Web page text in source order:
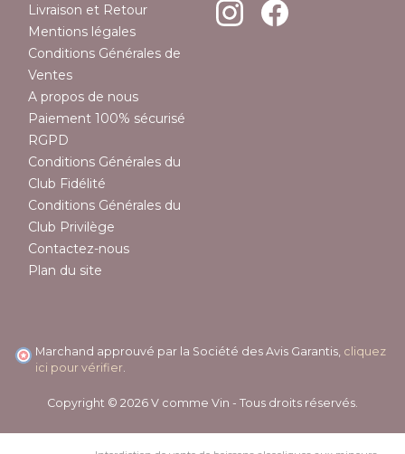
Livraison et Retour
Mentions légales
Conditions Générales de
Ventes
A propos de nous
Paiement 100% sécurisé
RGPD
Conditions Générales du
Club Fidélité
Conditions Générales du
Club Privilège
Contactez-nous
Plan du site
Marchand approuvé par la Société des Avis Garantis, cliquez
ici pour vérifier
Copyright © 2026 V comme Vin - Tous droits réservés.